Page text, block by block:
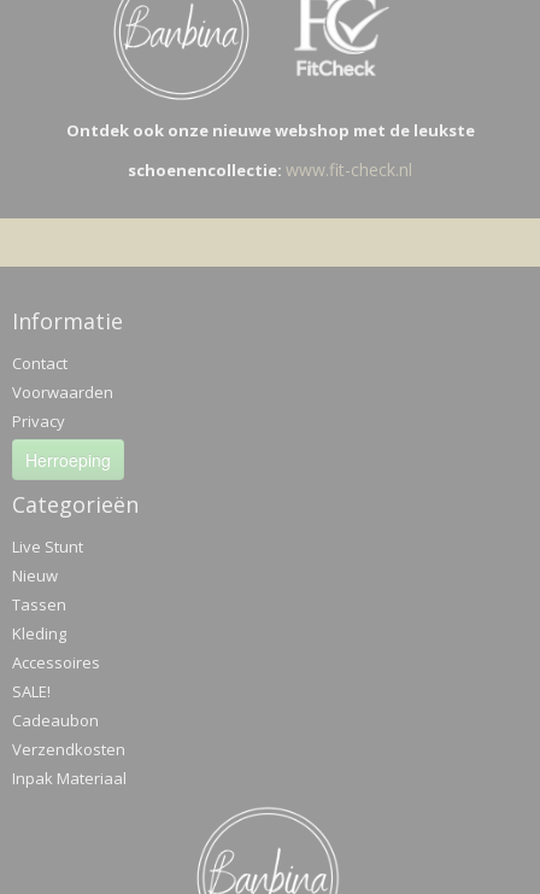
Ontdek ook onze nieuwe webshop met de leukste
schoenencollectie: www.fit-check.nl
Informatie
Contact
Voorwaarden
Privacy
Herroeping
Categorieën
Live Stunt
Nieuw
Tassen
Kleding
Accessoires
SALE!
Cadeaubon
Verzendkosten
Inpak Materiaal